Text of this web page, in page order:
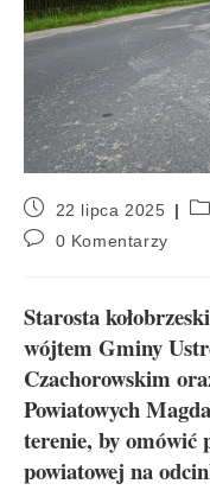
22 lipca 2025
0 Komentarzy
Starosta
wójtem Gminy
Czachorowskim
Powiatowych
terenie, by omówić
powiatowej na